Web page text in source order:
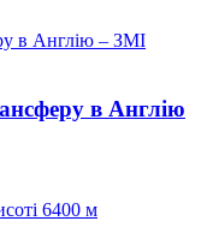
в Англію